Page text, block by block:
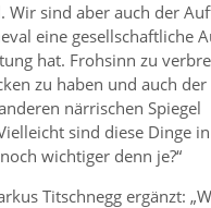
Wir sind aber auch der
eine gesellschaftliche
hat. Frohsinn zu
zu haben und auch
närrischen Spiegel
sind diese Dinge
wichtiger denn je?“
Titschnegg ergänzt: